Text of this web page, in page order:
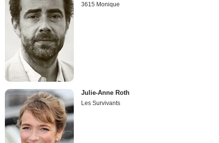
3615 Monique
Julie-Anne Roth
Les Survivants